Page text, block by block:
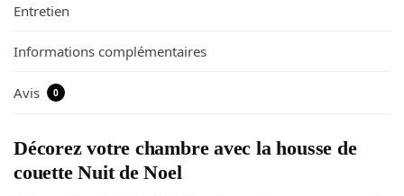
Entretien
Informations complémentaires
Avis 0
Décorez votre chambre avec la housse de
couette Nuit de Noel